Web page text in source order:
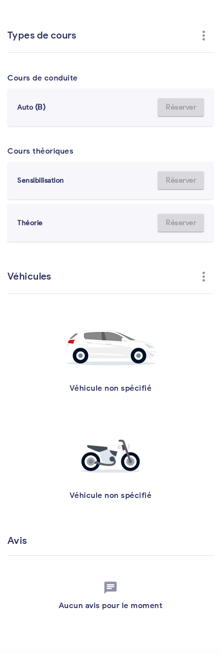
Types de cours more_vert
Cours de conduite
Auto (B) Réserver
Cours théoriques
Sensibilisation Réserver
Théorie Réserver
Véhicules more_vert
Véhicule non spécifié
Véhicule non spécifié
Avis
chat
Aucun avis pour le moment